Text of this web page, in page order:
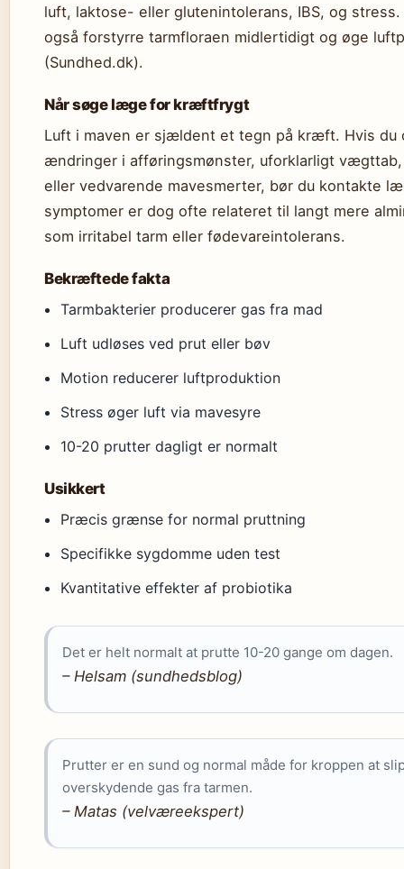
luft, laktose- eller glutenintolerans, IBS, og
også forstyrre tarmfloraen midlertidigt og øge
(Sundhed.dk).
Når søge læge for kræftfrygt
Luft i maven er sjældent et tegn på kræft. Hvis du
ændringer i afføringsmønster, uforklarligt
eller vedvarende mavesmerter, bør du kontakte
symptomer er dog ofte relateret til langt mere
som irritabel tarm eller fødevareintolerans.
Bekræftede fakta
Tarmbakterier producerer gas fra mad
Luft udløses ved prut eller bøv
Motion reducerer luftproduktion
Stress øger luft via mavesyre
10-20 prutter dagligt er normalt
Usikkert
Præcis grænse for normal pruttning
Specifikke sygdomme uden test
Kvantitative effekter af probiotika
Det er helt normalt at prutte 10-20 gange om dagen.
– Helsam (sundhedsblog)
Prutter er en sund og normal måde for kroppen at
overskydende gas fra tarmen.
– Matas (velværeekspert)